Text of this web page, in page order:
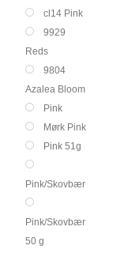
cl14 Pink
9929
Reds
9804
Azalea Bloom
Pink
Mørk Pink
Pink 51g
Pink/Skovbær
Pink/Skovbær
50 g